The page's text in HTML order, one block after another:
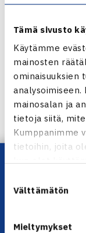
Tämä sivusto
Käytämme
mainosten
ominaisuuksien
analysoimiseen.
mainosalan ja
tietoja siitä,
Kumppanimme
tietoihin, joita
valinta
Välttämätön
Mieltymykset
Välieriä:
Jakartan ITF
Harri
Lataa OmaTennis!